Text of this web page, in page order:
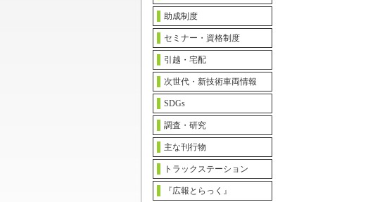
助成制度
セミナー・資格制度
引越・宅配
次世代・新技術車両情報
SDGs
調査・研究
主な刊行物
トラックステーション
『広報とらっく』